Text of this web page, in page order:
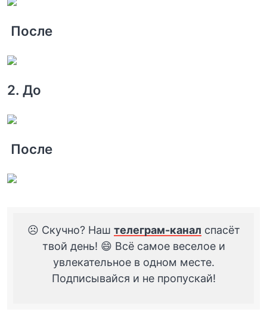
После
2. До
После
☹️ Скучно? Наш телеграм-канал спасёт
твой день! 😄 Всё самое веселое и
увлекательное в одном месте.
Подписывайся и не пропускай!